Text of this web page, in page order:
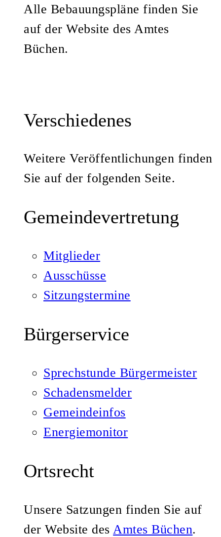
Alle Bebauungspläne finden Sie
auf der Website des Amtes
Büchen.
Verschiedenes
Weitere Veröffentlichungen finden
Sie auf der folgenden Seite.
Gemeindevertretung
Mitglieder
Ausschüsse
Sitzungstermine
Bürgerservice
Sprechstunde Bürgermeister
Schadensmelder
Gemeindeinfos
Energiemonitor
Ortsrecht
Unsere Satzungen finden Sie auf
der Website des Amtes Büchen.